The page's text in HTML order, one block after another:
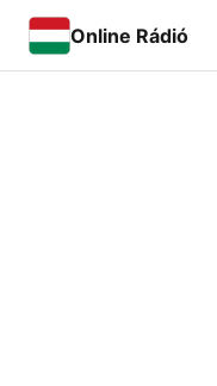
Online Rádió